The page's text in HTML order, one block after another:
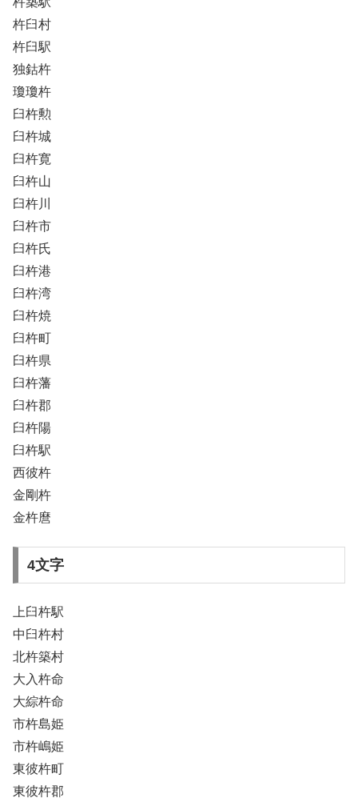
杵臼村
杵臼駅
独鈷杵
瓊瓊杵
臼杵勲
臼杵城
臼杵寛
臼杵山
臼杵川
臼杵市
臼杵氏
臼杵港
臼杵湾
臼杵焼
臼杵町
臼杵県
臼杵藩
臼杵郡
臼杵陽
臼杵駅
西彼杵
金剛杵
金杵麿
4文字
上臼杵駅
中臼杵村
北杵築村
大入杵命
大綜杵命
市杵島姫
市杵嶋姫
東彼杵町
東彼杵郡